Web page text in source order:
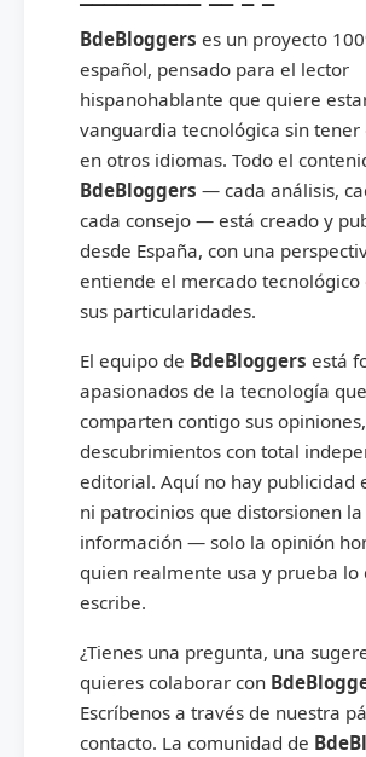
BdeBloggers es un proyecto
español, pensado para el lector
hispanohablante que quiere
vanguardia tecnológica sin tener
en otros idiomas. Todo el
BdeBloggers — cada análisis,
cada consejo — está creado y
desde España, con una
entiende el mercado tecnológico
sus particularidades.
El equipo de BdeBloggers está
apasionados de la tecnología que
comparten contigo sus
descubrimientos con total
editorial. Aquí no hay publicidad
ni patrocinios que distorsionen la
información — solo la opinión
quien realmente usa y prueba lo
escribe.
¿Tienes una pregunta, una
quieres colaborar con
Escríbenos a través de nuestra
contacto. La comunidad de